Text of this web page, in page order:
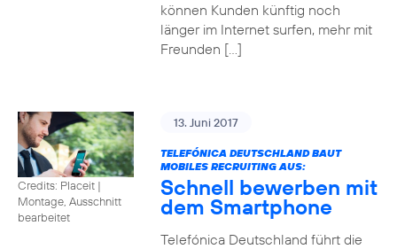
können Kunden künftig noch
länger im Internet surfen, mehr mit
Freunden […]
Credits: Placeit |
Montage, Ausschnitt
bearbeitet
13. Juni 2017
TELEFÓNICA DEUTSCHLAND BAUT
MOBILES RECRUITING AUS:
Schnell bewerben mit
dem Smartphone
Telefónica Deutschland führt die